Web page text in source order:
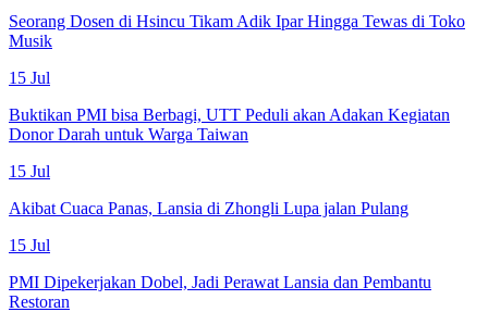
Seorang Dosen di Hsincu Tikam Adik Ipar Hingga Tewas di Toko
Musik
15 Jul
Buktikan PMI bisa Berbagi, UTT Peduli akan Adakan Kegiatan
Donor Darah untuk Warga Taiwan
15 Jul
Akibat Cuaca Panas, Lansia di Zhongli Lupa jalan Pulang
15 Jul
PMI Dipekerjakan Dobel, Jadi Perawat Lansia dan Pembantu
Restoran